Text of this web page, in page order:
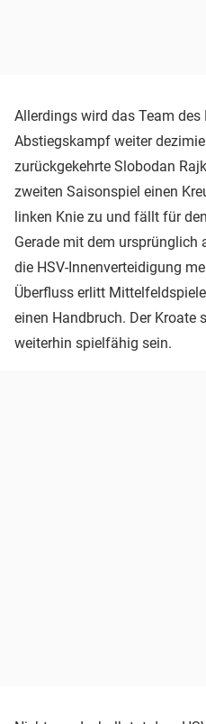
Allerdings wird das Team
Abstiegskampf weiter
zurückgekehrte Slobodan
zweiten Saisonspiel einen
linken Knie zu und fällt für
Gerade mit dem ursprünglich
die HSV-Innenverteidigung
Überfluss erlitt
einen Handbruch. Der Kroate
weiterhin spielfähig sein.